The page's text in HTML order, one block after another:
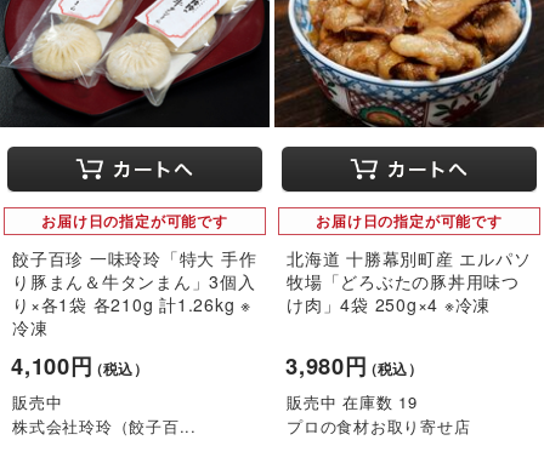
お届け日の指定が可能です
餃子百珍 一味玲玲「特大 手作
り豚まん＆牛タンまん」3個入
り×各1袋 各210g 計1.26kg ※
冷凍
4,100円（税込）
販売中
株式会社玲玲（餃子百...
お届け日の指定が可能です
北海道 十勝幕別町産 エルパソ
牧場「どろぶたの豚丼用味つ
け肉」4袋 250g×4 ※冷凍
3,980円（税込）
販売中 在庫数 19
プロの食材お取り寄せ店